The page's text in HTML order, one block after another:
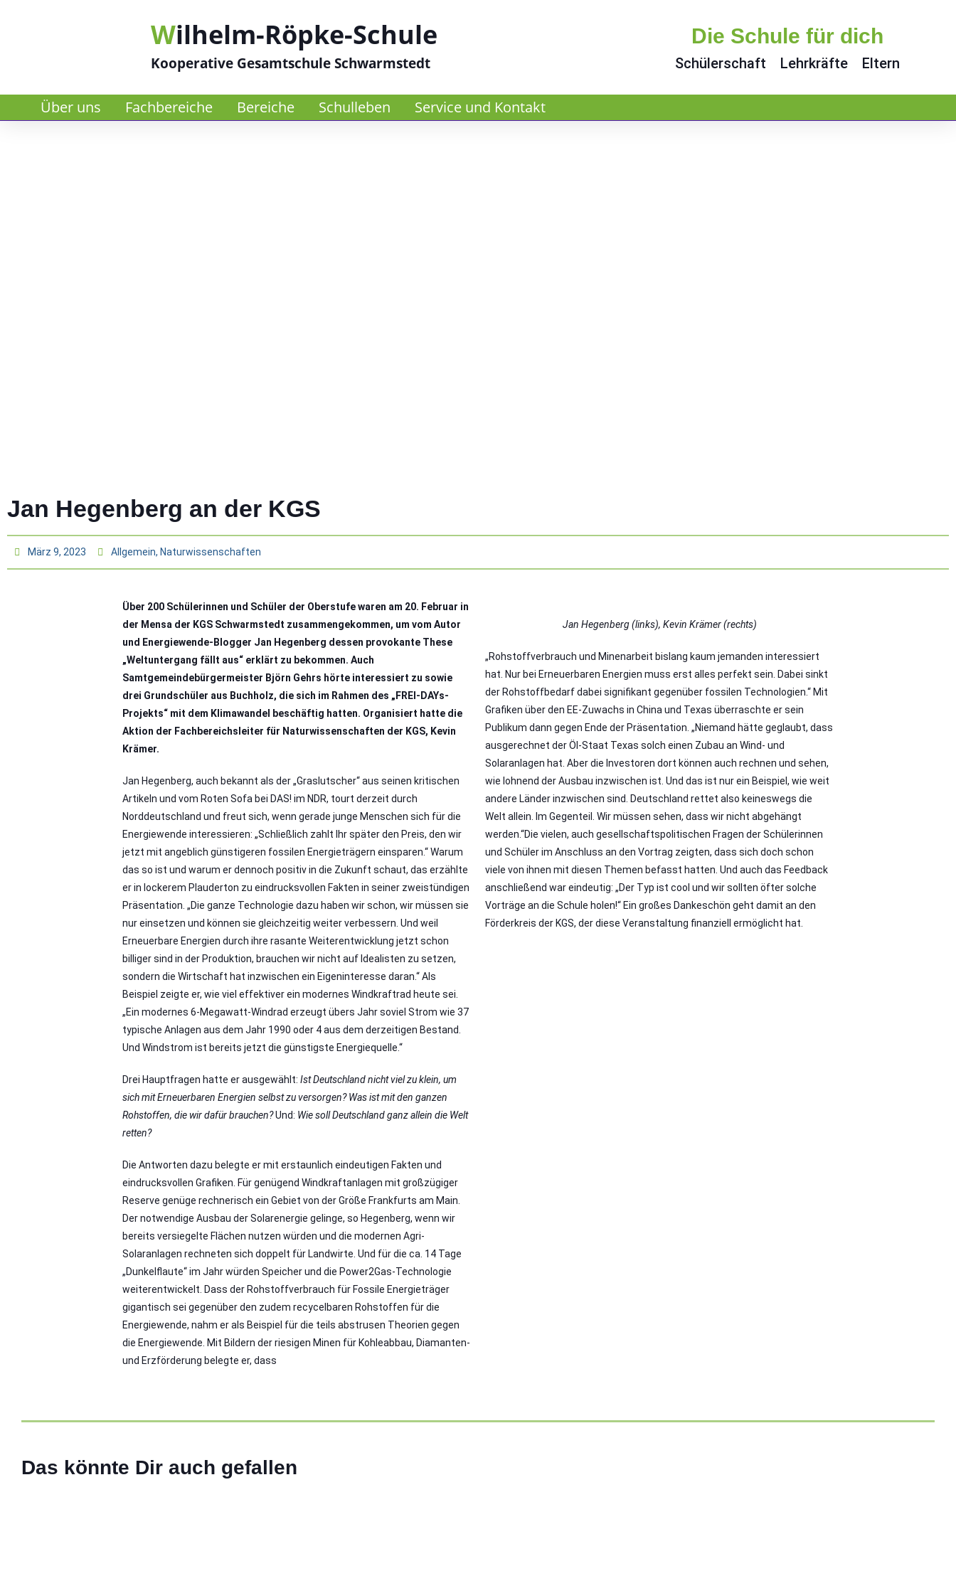
Wilhelm-Röpke-Schule
Kooperative Gesamtschule Schwarmstedt
Die Schule für dich
Schülerschaft Lehrkräfte Eltern
Über uns Fachbereiche Bereiche Schulleben Service und Kontakt
Jan Hegenberg an der KGS
März 9, 2023 Allgemein, Naturwissenschaften
Über 200 Schülerinnen und Schüler der Oberstufe waren am 20. Februar in
der Mensa der KGS Schwarmstedt zusammengekommen, um vom Autor
und Energiewende-Blogger Jan Hegenberg dessen provokante These
„Weltuntergang fällt aus“ erklärt zu bekommen. Auch
Samtgemeindebürgermeister Björn Gehrs hörte interessiert zu sowie
drei Grundschüler aus Buchholz, die sich im Rahmen des „FREI-DAYs-
Projekts“ mit dem Klimawandel beschäftig hatten. Organisiert hatte die
Aktion der Fachbereichsleiter für Naturwissenschaften der KGS, Kevin
Krämer.
Jan Hegenberg, auch bekannt als der „Graslutscher“ aus seinen kritischen
Artikeln und vom Roten Sofa bei DAS! im NDR, tourt derzeit durch
Norddeutschland und freut sich, wenn gerade junge Menschen sich für die
Energiewende interessieren: „Schließlich zahlt Ihr später den Preis, den wir
jetzt mit angeblich günstigeren fossilen Energieträgern einsparen.“ Warum
das so ist und warum er dennoch positiv in die Zukunft schaut, das erzählte
er in lockerem Plauderton zu eindrucksvollen Fakten in seiner zweistündigen
Präsentation. „Die ganze Technologie dazu haben wir schon, wir müssen sie
nur einsetzen und können sie gleichzeitig weiter verbessern. Und weil
Erneuerbare Energien durch ihre rasante Weiterentwicklung jetzt schon
billiger sind in der Produktion, brauchen wir nicht auf Idealisten zu setzen,
sondern die Wirtschaft hat inzwischen ein Eigeninteresse daran.“ Als
Beispiel zeigte er, wie viel effektiver ein modernes Windkraftrad heute sei.
„Ein modernes 6-Megawatt-Windrad erzeugt übers Jahr soviel Strom wie 37
typische Anlagen aus dem Jahr 1990 oder 4 aus dem derzeitigen Bestand.
Und Windstrom ist bereits jetzt die günstigste Energiequelle.“
Drei Hauptfragen hatte er ausgewählt: Ist Deutschland nicht viel zu klein, um
sich mit Erneuerbaren Energien selbst zu versorgen? Was ist mit den ganzen
Rohstoffen, die wir dafür brauchen?Und: Wie soll Deutschland ganz allein die Welt
retten?
Die Antworten dazu belegte er mit erstaunlich eindeutigen Fakten und
eindrucksvollen Grafiken. Für genügend Windkraftanlagen mit großzügiger
Reserve genüge rechnerisch ein Gebiet von der Größe Frankfurts am Main.
Der notwendige Ausbau der Solarenergie gelinge, so Hegenberg, wenn wir
bereits versiegelte Flächen nutzen würden und die modernen Agri-
Solaranlagen rechneten sich doppelt für Landwirte. Und für die ca. 14 Tage
„Dunkelflaute“ im Jahr würden Speicher und die Power2Gas-Technologie
weiterentwickelt. Dass der Rohstoffverbrauch für Fossile Energieträger
gigantisch sei gegenüber den zudem recycelbaren Rohstoffen für die
Energiewende, nahm er als Beispiel für die teils abstrusen Theorien gegen
die Energiewende. Mit Bildern der riesigen Minen für Kohleabbau, Diamanten-
und Erzförderung belegte er, dass
Jan Hegenberg (links), Kevin Krämer (rechts)
„Rohstoffverbrauch und Minenarbeit bislang kaum jemanden interessiert
hat. Nur bei Erneuerbaren Energien muss erst alles perfekt sein. Dabei sinkt
der Rohstoffbedarf dabei signifikant gegenüber fossilen Technologien.“ Mit
Grafiken über den EE-Zuwachs in China und Texas überraschte er sein
Publikum dann gegen Ende der Präsentation. „Niemand hätte geglaubt, dass
ausgerechnet der Öl-Staat Texas solch einen Zubau an Wind- und
Solaranlagen hat. Aber die Investoren dort können auch rechnen und sehen,
wie lohnend der Ausbau inzwischen ist. Und das ist nur ein Beispiel, wie weit
andere Länder inzwischen sind. Deutschland rettet also keineswegs die
Welt allein. Im Gegenteil. Wir müssen sehen, dass wir nicht abgehängt
werden.“Die vielen, auch gesellschaftspolitischen Fragen der Schülerinnen
und Schüler im Anschluss an den Vortrag zeigten, dass sich doch schon
viele von ihnen mit diesen Themen befasst hatten. Und auch das Feedback
anschließend war eindeutig: „Der Typ ist cool und wir sollten öfter solche
Vorträge an die Schule holen!“ Ein großes Dankeschön geht damit an den
Förderkreis der KGS, der diese Veranstaltung finanziell ermöglicht hat.
Das könnte Dir auch gefallen
ABIversal – 13 Jahre im Sonnenschein begleitet ihren Weg The Best